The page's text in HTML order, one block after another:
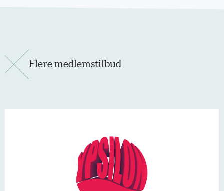
Flere medlemstilbud